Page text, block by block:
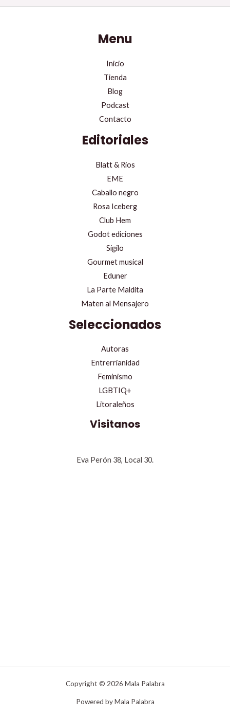
Menu
Inicio
Tienda
Blog
Podcast
Contacto
Editoriales
Blatt & Rios
EME
Caballo negro
Rosa Iceberg
Club Hem
Godot ediciones
Sigilo
Gourmet musical
Eduner
La Parte Maldita
Maten al Mensajero
Seleccionados
Autoras
Entrerrianidad
Feminismo
LGBTIQ+
Litoraleños
Visitanos
Eva Perón 38, Local 30.
Copyright © 2026 Mala Palabra
Powered by Mala Palabra